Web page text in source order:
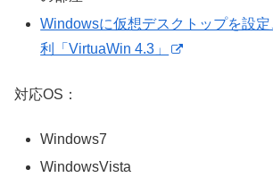
Windowsに仮想デスクトップを設
利「VirtuaWin 4.3」
対応OS：
Windows7
WindowsVista